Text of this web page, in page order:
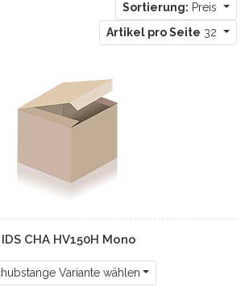
Sortierung: Preis
Artikel pro Seite 32
IDS CHA HV150H Mono
Variante wählen